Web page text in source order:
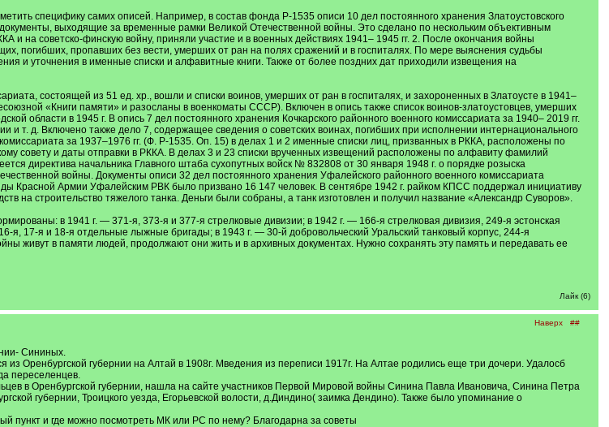
специфику самих описей. Например, в состав фонда Р-1535 описи 10 дел постоянного хранения Златоустовского
выходящие за временные рамки Великой Отечественной войны. Это сделано по нескольким объективным
на советско-финскую войну, приняли участие и в военных действиях 1941– 1945 гг. 2. После окончания войны
погибших, пропавших без вести, умерших от ран на полях сражений и в госпиталях. По мере выяснения судьбы
и уточнения в именные списки и алфавитные книги. Также от более поздних дат приходили извещения на
состоящей из 51 ед. хр., вошли и списки воинов, умерших от ран в госпиталях, и захороненных в Златоусте в 1941–
«Книги памяти» и разосланы в военкоматы СССР). Включен в опись также список воинов-златоустовцев, умерших
области в 1945 г. В опись 7 дел постоянного хранения Кочкарского районного военного комиссариата за 1940– 2019 гг.
и т. д. Включено также дело 7, содержащее сведения о советских воинах, погибших при исполнении интернационального
за 1937–1976 гг. (Ф. Р-1535. Оп. 15) в делах 1 и 2 именные списки лиц, призванных в РККА, расположены по
совету и даты отправки в РККА. В делах 3 и 23 списки врученных извещений расположены по алфавиту фамилий
директива начальника Главного штаба сухопутных войск № 832808 от 30 января 1948 г. о порядке розыска
войны. Документы описи 32 дел постоянного хранения Уфалейского районного военного комиссариата
Красной Армии Уфалейским РВК было призвано 16 147 человек. В сентябре 1942 г. райком КПСС поддержал инициативу
на строительство тяжелого танка. Деньги были собраны, а танк изготовлен и получил название «Александр Суворов».
в 1941 г. — 371-я, 373-я и 377-я стрелковые дивизии; в 1942 г. — 166-я стрелковая дивизия, 249-я эстонская
я, 17-я и 18-я отдельные лыжные бригады; в 1943 г. — 30-й добровольческий Уральский танковый корпус, 244-я
живут в памяти людей, продолжают они жить и в архивных документах. Нужно сохранять эту память и передавать ее
Лайк (6)
Наверх ##
Сининых.
Оренбургской губернии на Алтай в 1908г. Мведения из переписи 1917г. На Алтае родились еще три дочери. Удалосб
переселенцев.
в Оренбургской губернии, нашла на сайте участников Первой Мировой войны Синина Павла Ивановича, Синина Петра
губернии, Троицкого уезда, Егорьевской волости, д.Диндино( заимка Дендино). Также было упоминание о
пункт и где можно посмотреть МК или РС по нему? Благодарна за советы